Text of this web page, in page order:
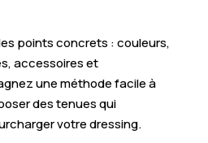
points concrets : couleurs,
accessoires et
une méthode facile à
des tenues qui
votre dressing.